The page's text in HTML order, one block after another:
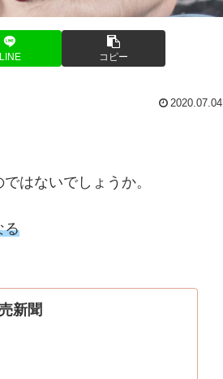
LINE コピー
2020.07.04
はないでしょうか。
る
新聞